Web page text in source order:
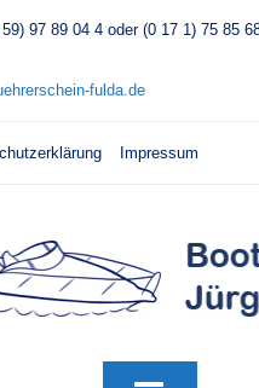
97 89 04 4 oder (0 17 1) 75 85
fulda.de
Impressum